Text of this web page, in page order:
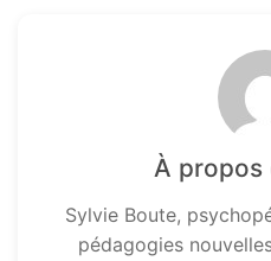
À propos
Sylvie Boute,
pédagogies